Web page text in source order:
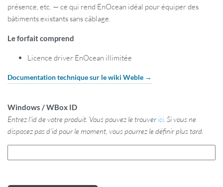
présence, etc. — ce qui rend EnOcean idéal pour équiper des
bâtiments existants sans câblage.
Le forfait comprend
Licence driver EnOcean illimitée
Documentation technique sur le wiki Weble →
Windows / WBox ID
Entrez l'id de votre produit. Vous pouvez le trouver ici . Si vous ne
disposez pas d'id pour le moment, vous pourrez le définir plus tard.